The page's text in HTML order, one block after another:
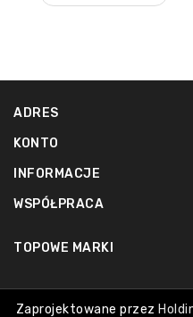
ADRES
KONTO
INFORMACJE
WSPÓŁPRACA
TOPOWE MARKI
Zaprojektowane przez